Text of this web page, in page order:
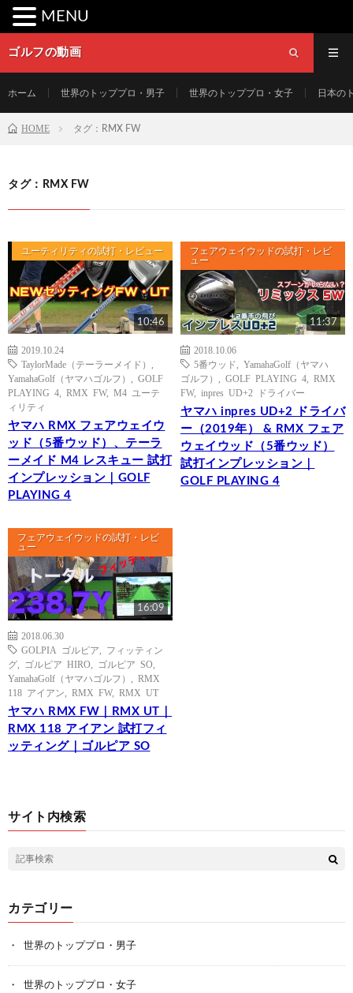
ゴルフの動画
ホーム 世界のトッププロ・男子 世界のトッププロ・女子 日本の
HOME タグ：RMX FW
タグ：RMX FW
ユーティリティの試打・レビュー
10:46
2019.10.24
TaylorMade（テーラーメイド）
YamahaGolf（ヤマハゴルフ）
GOLF
PLAYING 4
RMX FW, M4 ユーテ
ィリティ
ヤマハ RMX フェアウェイウ
ッド（5番ウッド）、テーラ
ーメイド M4 レスキュー 試打
インプレッション｜GOLF
PLAYING 4
フェアウェイウッドの試打・レビ
ュー
11:37
2018.10.06
5番ウッド
YamahaGolf（ヤマハ
ゴルフ）
GOLF PLAYING 4
RMX
FW, inpres UD+2 ドライバー
ヤマハ inpres UD+2 ドライバ
ー（2019年） & RMX フェア
ウェイウッド（5番ウッド）
試打インプレッション｜
GOLF PLAYING 4
フェアウェイウッドの試打・レビ
ュー
16:09
2018.06.30
GOLPIA ゴルピア
フィッティン
グ
ゴルピア HIRO ゴルピア SO
YamahaGolf（ヤマハゴルフ）
RMX
118 アイアン
RMX FW, RMX UT
ヤマハ RMX FW｜RMX UT｜
RMX 118 アイアン 試打フィ
ッティング｜ゴルピア SO
サイト内検索
カテゴリー
世界のトッププロ・男子
世界のトッププロ・女子
MENU